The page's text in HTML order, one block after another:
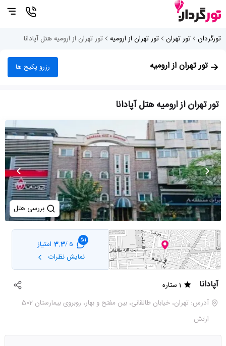
تورگردان تور تهران تور تهران از ارومیه تور تهران از ارومیه هتل آپادانا
تور تهران از ارومیه رزرو پکیج ها
تور تهران از ارومیه هتل آپادانا
بررسی هتل
51
5 /
3.3 امتیاز
نمایش نظرات
آپادانا
1 ستاره
آدرس: تهران، خیابان طالقانی، بین مفتح و بهار، روبروی بیمارستان 502
ارتش